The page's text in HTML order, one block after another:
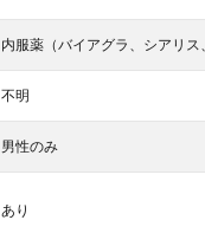
内服薬（バイアグラ、シアリス
不明
男性のみ
あり